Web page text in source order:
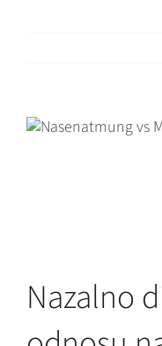
View
Nazalno